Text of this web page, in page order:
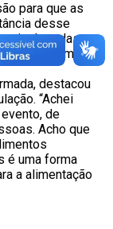
para que as
desse
boa das
continuem
destacou
“Achei
de
Acho que
é uma forma
a alimentação